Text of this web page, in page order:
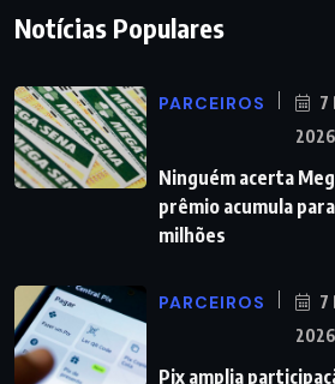
Notícias Populares
PARCEIROS
7
2026
Ninguém acerta
prêmio acumula
milhões
PARCEIROS
7
2026
Pix amplia